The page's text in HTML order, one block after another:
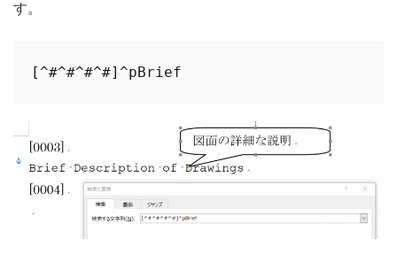
す。
[^#^#^#^#]^pBrief